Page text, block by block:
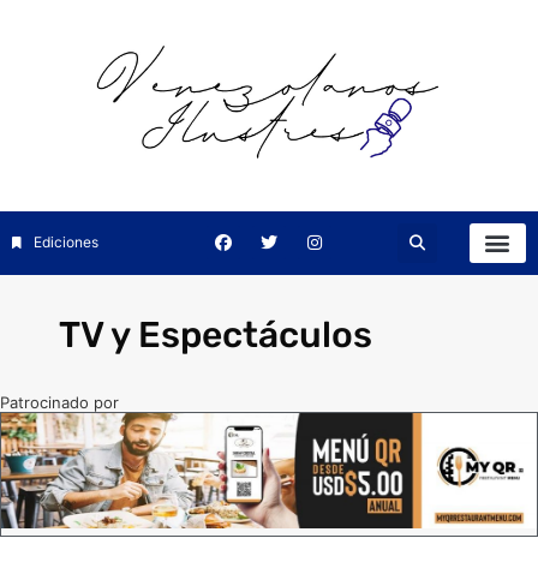
Ediciones
TV y Espectáculos
Patrocinado por